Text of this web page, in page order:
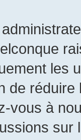
les
de
vous à
sur